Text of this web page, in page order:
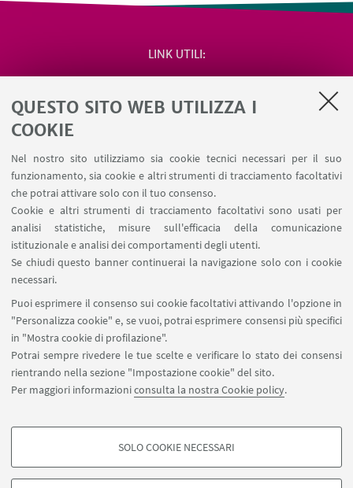
QUESTO SITO WEB UTILIZZA I
COOKIE
Nel nostro sito utilizziamo sia cookie tecnici necessari per il suo
funzionamento, sia cookie e altri strumenti di tracciamento facoltativi
che potrai attivare solo con il tuo consenso.
Cookie e altri strumenti di tracciamento facoltativi sono usati per
analisi statistiche, misure sull'efficacia della comunicazione
istituzionale e analisi dei comportamenti degli utenti.
Se chiudi questo banner continuerai la navigazione solo con i cookie
necessari.
Puoi esprimere il consenso sui cookie facoltativi attivando l'opzione in
"Personalizza cookie" e, se vuoi, potrai esprimere consensi più specifici
in "Mostra cookie di profilazione".
Potrai sempre rivedere le tue scelte e verificare lo stato dei consensi
rientrando nella sezione "Impostazione cookie" del sito.
Per maggiori informazioniconsulta la nostra Cookie policy.
COOKIE DI PROFILAZIONE - FACOLTATIVI
SOLO COOKIE NECESSARI
LINK UTILI
Salute e sicurezza
Missioni web
Ministero della Salute – EFSA Focal Point
SEGUI IL DIPARTIMENTO SU:
SEGUI UNIBO SU:
APP:
©Copyright 2026 - ALMA MATER STUDIORUM - Università di